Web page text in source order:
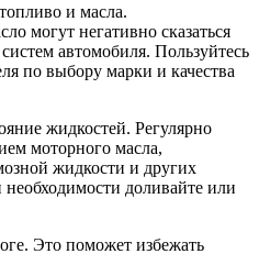
и масла.
могут негативно сказаться
автомобиля. Пользуйтесь
по выбору марки и качества
жидкостей. Регулярно
моторного масла,
жидкости и других
доливайте или
Это поможет избежать